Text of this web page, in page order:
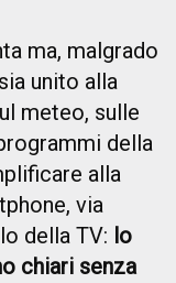
ma, malgrado
unito alla
meteo, sulle
della
alla
via
della TV: lo
chiari senza